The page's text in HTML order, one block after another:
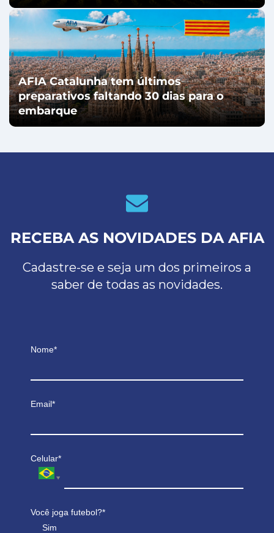
AFIA Catalunha tem últimos
preparativos faltando 30 dias para o
embarque
RECEBA AS NOVIDADES DA AFIA
Cadastre-se e seja um dos primeiros a
saber de todas as novidades.
Nome*
Email*
Celular*
Você joga futebol?*
Sim